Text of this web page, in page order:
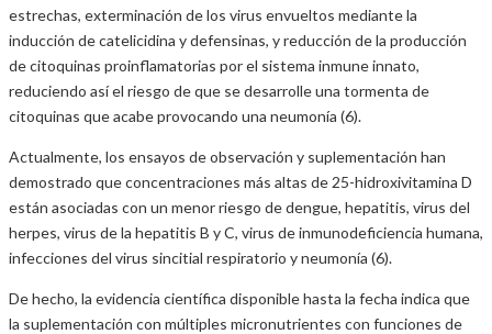
estrechas, exterminación de los virus envueltos mediante la
inducción de catelicidina y defensinas, y reducción de la producción
de citoquinas proinflamatorias por el sistema inmune innato,
reduciendo así el riesgo de que se desarrolle una tormenta de
citoquinas que acabe provocando una neumonía (6).
Actualmente, los ensayos de observación y suplementación han
demostrado que concentraciones más altas de 25-hidroxivitamina D
están asociadas con un menor riesgo de dengue, hepatitis, virus del
herpes, virus de la hepatitis B y C, virus de inmunodeficiencia humana,
infecciones del virus sincitial respiratorio y neumonía (6).
De hecho, la evidencia científica disponible hasta la fecha indica que
la suplementación con múltiples micronutrientes con funciones de